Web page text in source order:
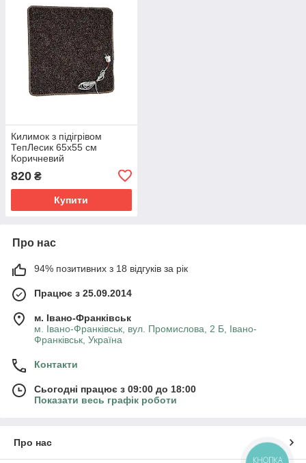
Килимок з підігрівом
ТепЛесик 65х55 см
Коричневий
820 ₴
Купити
Про нас
94% позитивних з 18 відгуків за рік
Працює з 25.09.2014
м. Івано-Франківськ
м. Івано-Франківськ, вул. Промислова, 2 Б, Івано-
Франківськ, Україна
Контакти
Сьогодні працює з 09:00 до 18:00
Показати весь графік роботи
Про нас
КНОПКА